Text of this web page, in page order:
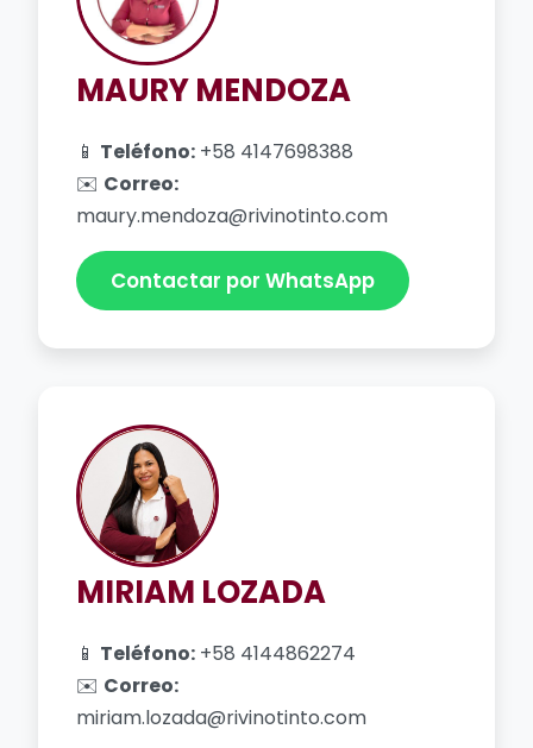
MAURY MENDOZA
📱 Teléfono: +58 4147698388
✉️ Correo:
maury.mendoza@rivinotinto.com
Contactar por WhatsApp
MIRIAM LOZADA
📱 Teléfono: +58 4144862274
✉️ Correo:
miriam.lozada@rivinotinto.com